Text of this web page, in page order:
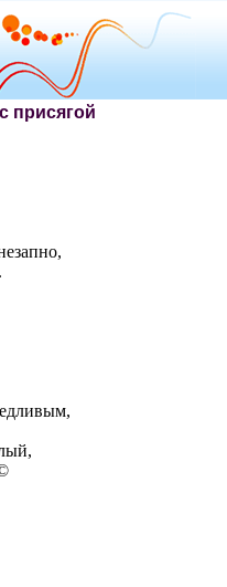
присягой